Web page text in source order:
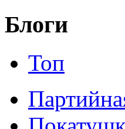
Блоги
Топ